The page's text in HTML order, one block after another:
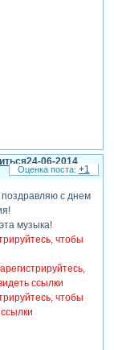
24-06-2014
с днем
музыка!
чтобы
ссылки
чтобы
+1